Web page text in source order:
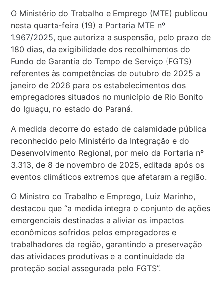
O Ministério do Trabalho e Emprego (MTE) publicou
nesta quarta-feira (19) a Portaria MTE nº
1.967/2025, que autoriza a suspensão, pelo prazo de
180 dias, da exigibilidade dos recolhimentos do
Fundo de Garantia do Tempo de Serviço (FGTS)
referentes às competências de outubro de 2025 a
janeiro de 2026 para os estabelecimentos dos
empregadores situados no município de Rio Bonito
do Iguaçu, no estado do Paraná.
A medida decorre do estado de calamidade pública
reconhecido pelo Ministério da Integração e do
Desenvolvimento Regional, por meio da Portaria nº
3.313, de 8 de novembro de 2025, editada após os
eventos climáticos extremos que afetaram a região.
O Ministro do Trabalho e Emprego, Luiz Marinho,
destacou que “a medida integra o conjunto de ações
emergenciais destinadas a aliviar os impactos
econômicos sofridos pelos empregadores e
trabalhadores da região, garantindo a preservação
das atividades produtivas e a continuidade da
proteção social assegurada pelo FGTS”.